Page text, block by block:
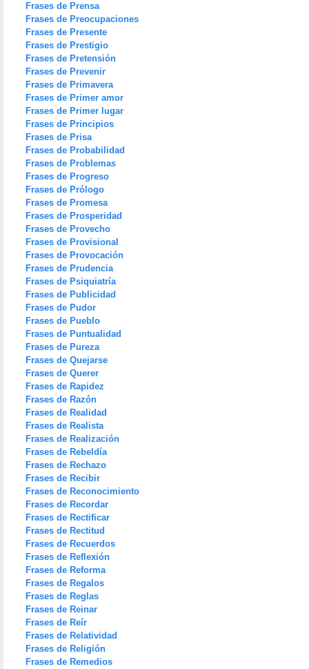
Frases de Prensa
Frases de Preocupaciones
Frases de Presente
Frases de Prestigio
Frases de Pretensión
Frases de Prevenir
Frases de Primavera
Frases de Primer amor
Frases de Primer lugar
Frases de Principios
Frases de Prisa
Frases de Probabilidad
Frases de Problemas
Frases de Progreso
Frases de Prólogo
Frases de Promesa
Frases de Prosperidad
Frases de Provecho
Frases de Provisional
Frases de Provocación
Frases de Prudencia
Frases de Psiquiatría
Frases de Publicidad
Frases de Pudor
Frases de Pueblo
Frases de Puntualidad
Frases de Pureza
Frases de Quejarse
Frases de Querer
Frases de Rapidez
Frases de Razón
Frases de Realidad
Frases de Realista
Frases de Realización
Frases de Rebeldía
Frases de Rechazo
Frases de Recibir
Frases de Reconocimiento
Frases de Recordar
Frases de Rectificar
Frases de Rectitud
Frases de Recuerdos
Frases de Reflexión
Frases de Reforma
Frases de Regalos
Frases de Reglas
Frases de Reinar
Frases de Reír
Frases de Relatividad
Frases de Religión
Frases de Remedios